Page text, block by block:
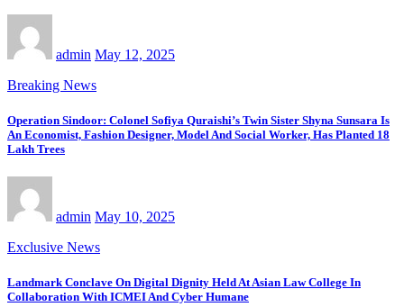
admin May 12, 2025
Breaking News
Operation Sindoor: Colonel Sofiya Quraishi’s Twin Sister Shyna Sunsara Is
An Economist, Fashion Designer, Model And Social Worker, Has Planted 18
Lakh Trees
admin May 10, 2025
Exclusive News
Landmark Conclave On Digital Dignity Held At Asian Law College In
Collaboration With ICMEI And Cyber Humane